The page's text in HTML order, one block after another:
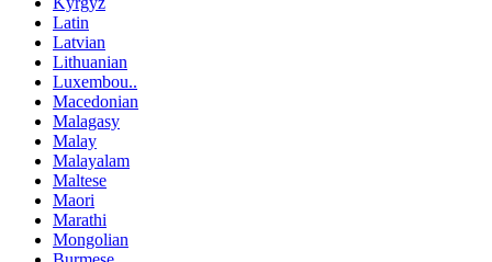
Latin
Latvian
Lithuanian
Luxembou..
Macedonian
Malagasy
Malay
Malayalam
Maltese
Maori
Marathi
Mongolian